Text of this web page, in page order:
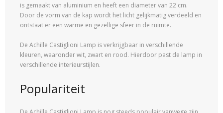
is gemaakt van aluminium en heeft een diameter van 22 cm.
Door de vorm van de kap wordt het licht gelijkmatig verdeeld en
ontstaat er een warme en gezellige sfeer in de ruimte.
De Achille Castiglioni Lamp is verkrijgbaar in verschillende
kleuren, waaronder wit, zwart en rood. Hierdoor past de lamp in
verschillende interieurstijlen.
Populariteit